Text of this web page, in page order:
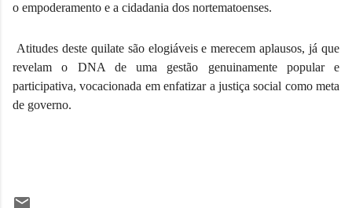
o empoderamento e a cidadania dos nortematoenses.
revelam o DNA de uma gestão genuinamente popular e
participativa, vocacionada em enfatizar a justiça social como meta
de governo.